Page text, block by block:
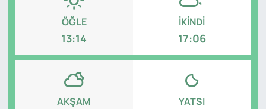
ÖĞLE
13:14
İKINDI
17:06
AKŞAM YATSI
Siyaset